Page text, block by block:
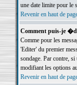
une date limite pour
Revenir en haut de
Comment puis-je
Comme pour les
'Editer' du premier
sondage. Par contre,
modifiant les options
Revenir en haut de